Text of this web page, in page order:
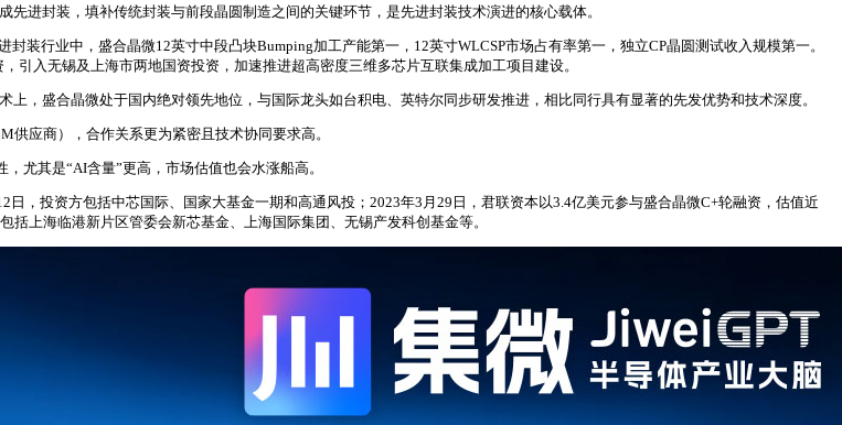
进封装，填补传统封装与前段晶圆制造之间的关键环节，是先进封装技术演进的核心载体。
装行业中，盛合晶微12英寸中段凸块Bumping加工产能第一，12英寸WLCSP市场占有率第一，独立CP晶圆测试收入规模第一。
引入无锡及上海市两地国资投资，加速推进超高密度三维多芯片互联集成加工项目建设。
，盛合晶微处于国内绝对领先地位，与国际龙头如台积电、英特尔同步研发推进，相比同行具有显著的先发优势和技术深度。
应商），合作关系更为紧密且技术协同要求高。
尤其是“AI含量”更高，市场估值也会水涨船高。
，投资方包括中芯国际、国家大基金一期和高通风投；2023年3月29日，君联资本以3.4亿美元参与盛合晶微C+轮融资，估值近
上海临港新片区管委会新芯基金、上海国际集团、无锡产发科创基金等。